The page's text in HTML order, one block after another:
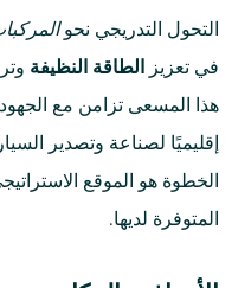
التحول التدريجي نحو
في تعزيز الطاقة النظيفة
هذا المسعى تزامن مع
إقليميًا لصناعة وتصدير
الخطوة هو الموقع
المتوفرة لديها.